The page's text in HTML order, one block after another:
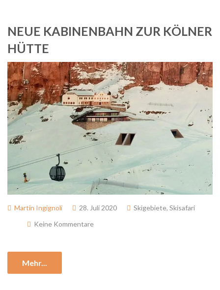
NEUE KABINENBAHN ZUR KÖLNER
HÜTTE
Martin Ingignoli 28. Juli 2020 Skigebiete, Skisafari
Keine Kommentare
Mehr...